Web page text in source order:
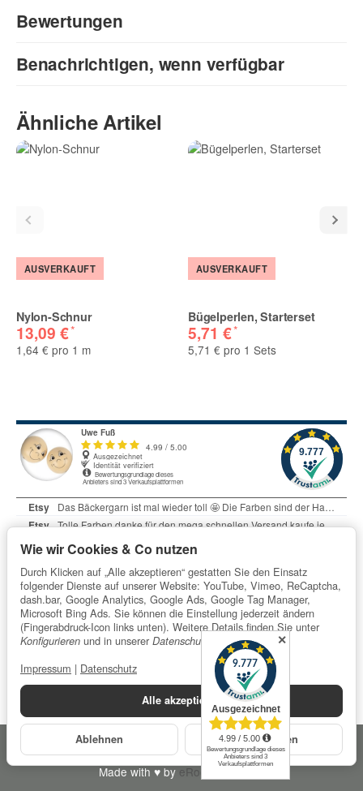
Bewertungen
Geben Sie die erste Bewertung für diesen Artikel ab und helfen
Sie Anderen bei der Kaufentscheidung:
Benachrichtigen, wenn verfügbar
E-Mail
Bitte beachten Sie unsere Datenschutzerklärung
Benachrichtigung anfordern
Ähnliche Artikel
AUSVERKAUFT
Nylon-Schnur
13,09 €*
1,64 € pro 1 m
AUSVERKAUFT
Bügelperlen, Starterset
5,71 €*
5,71 € pro 1 Sets
Informationen
Gesetzliche Informationen
Datenschutzerklärung •Impressum
Alle Preise inkl. gesetzlicher USt., zzgl.Versand
© Uwe Fuß
Made with♥byeRock Marketing
Wie wir Cookies & Co nutzen
Durch Klicken auf „Alle akzeptieren“ gestatten Sie den Einsatz
folgender Dienste auf unserer Website: YouTube, Vimeo, ReCaptcha,
dash.bar, Google Analytics, Google Ads, Google Tag Manager,
Microsoft Bing Ads. Sie können die Einstellung jederzeit ändern
(Fingerabdruck-Icon links unten). Weitere Details finden Sie unter
Konfigurieren und in unserer Datenschutzerklärung.
Impressum | Datenschutz
Alle akzeptieren
Ablehnen Konfigurieren
✕